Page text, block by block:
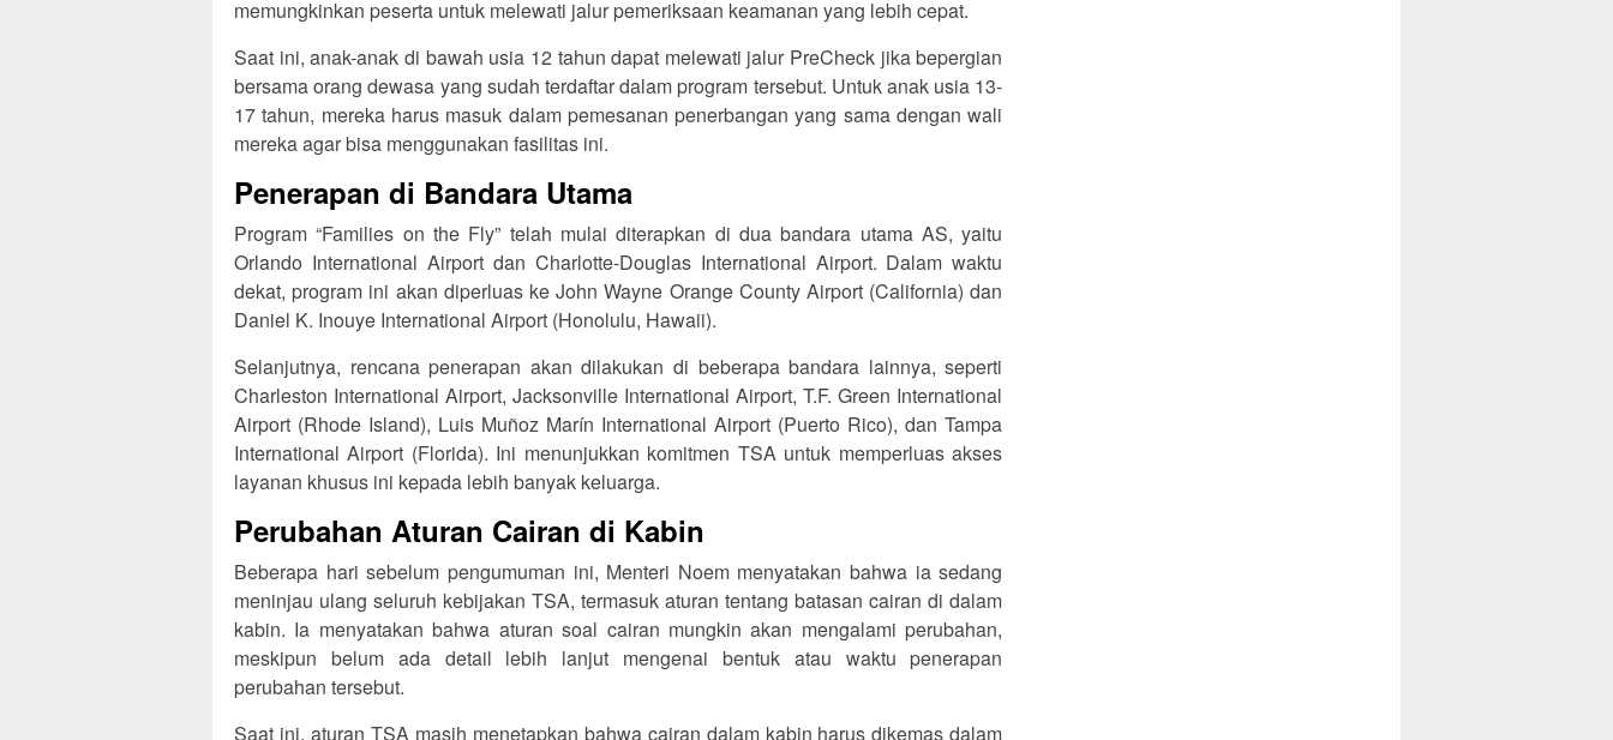
memungkinkan peserta untuk melewati jalur pemeriksaan keamanan yang lebih cepat.
Saat ini, anak-anak di bawah usia 12 tahun dapat melewati jalur PreCheck jika bepergian
bersama orang dewasa yang sudah terdaftar dalam program tersebut. Untuk anak usia 13-
17 tahun, mereka harus masuk dalam pemesanan penerbangan yang sama dengan wali
mereka agar bisa menggunakan fasilitas ini.
Penerapan di Bandara Utama
Program “Families on the Fly” telah mulai diterapkan di dua bandara utama AS, yaitu
Orlando International Airport dan Charlotte-Douglas International Airport. Dalam waktu
dekat, program ini akan diperluas ke John Wayne Orange County Airport (California) dan
Daniel K. Inouye International Airport (Honolulu, Hawaii).
Selanjutnya, rencana penerapan akan dilakukan di beberapa bandara lainnya, seperti
Charleston International Airport, Jacksonville International Airport, T.F. Green International
Airport (Rhode Island), Luis Muñoz Marín International Airport (Puerto Rico), dan Tampa
International Airport (Florida). Ini menunjukkan komitmen TSA untuk memperluas akses
layanan khusus ini kepada lebih banyak keluarga.
Perubahan Aturan Cairan di Kabin
Beberapa hari sebelum pengumuman ini, Menteri Noem menyatakan bahwa ia sedang
meninjau ulang seluruh kebijakan TSA, termasuk aturan tentang batasan cairan di dalam
kabin. Ia menyatakan bahwa aturan soal cairan mungkin akan mengalami perubahan,
meskipun belum ada detail lebih lanjut mengenai bentuk atau waktu penerapan
perubahan tersebut.
Saat ini, aturan TSA masih menetapkan bahwa cairan dalam kabin harus dikemas dalam